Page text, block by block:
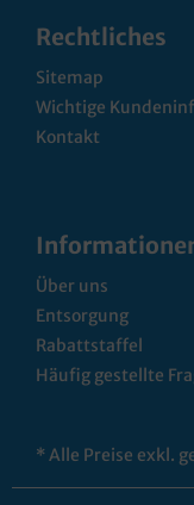
Rechtliches
Sitemap
Wichtige
Kontakt
Über uns
Entsorgung
Rabattstaffel
Häufig gestellte
* Alle Preise exkl.